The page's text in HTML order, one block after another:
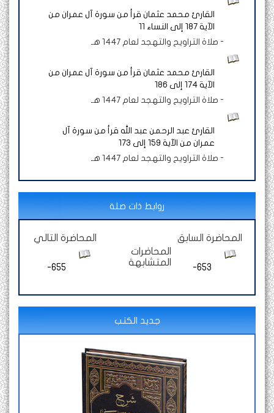
القارئ محمد عثمان قرأ من سورة آل عمران من
الآية 187 إلى النساء 11
- صلاة التراويح والتهجد لعام 1447 هـ
القارئ محمد عثمان قرأ من سورة آل عمران من
الآية 174 إلى 186
- صلاة التراويح والتهجد لعام 1447 هـ
القارئ عبد الرحمن عبد الله قرأ من سورة آل
عمران من الآية 159 إلى 173
- صلاة التراويح والتهجد لعام 1447 هـ
روابط ذات صلة
المحاضرة السابق
653-
المحاضرات
المتشابهة
المحاضرة التالي
655-
جديد الكتب